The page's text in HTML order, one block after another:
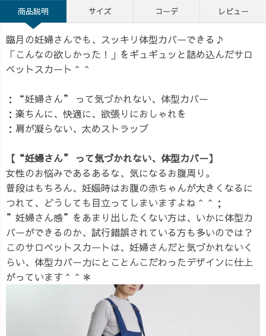
商品説明 サイズ コーデ レビュー
臨月の妊婦さんでも、スッキリ体型カバーできる♪
「こんなの欲しかった！」をギュギュッと詰め込んだサロ
ペットスカート＾＾
：“妊婦さん” って気づかれない、体型カバー
：楽ちんに、快適に、欲張りにおしゃれを
：肩が凝らない、太めストラップ
【“妊婦さん” って気づかれない、体型カバー】
女性のお悩みであるあるな、気になるお腹周り。
普段はもちろん、妊娠時はお腹の赤ちゃんが大きくなるに
つれて、どうしても目立ってしまいますよね＾＾；
”妊婦さん感”をあまり出したくない方は、いかに体型カ
バーができるのか、試行錯誤されている方も多いのでは？
このサロペットスカートは、妊婦さんだと気づかれないく
らい、体型カバー力にとことんこだわったデザインに仕上
がっています＾＾＊